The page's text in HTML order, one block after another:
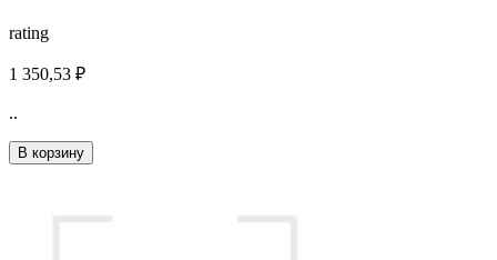
rating
1 350,53 ₽
..
В корзину